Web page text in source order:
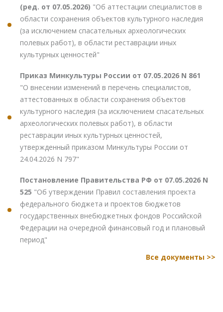
(ред. от 07.05.2026) "Об аттестации специалистов в
области сохранения объектов культурного наследия
(за исключением спасательных археологических
полевых работ), в области реставрации иных
культурных ценностей"
Приказ Минкультуры России от 07.05.2026 N 861
"О внесении изменений в перечень специалистов,
аттестованных в области сохранения объектов
культурного наследия (за исключением спасательных
археологических полевых работ), в области
реставрации иных культурных ценностей,
утвержденный приказом Минкультуры России от
24.04.2026 N 797"
Постановление Правительства РФ от 07.05.2026 N
525 "Об утверждении Правил составления проекта
федерального бюджета и проектов бюджетов
государственных внебюджетных фондов Российской
Федерации на очередной финансовый год и плановый
период"
Все документы >>